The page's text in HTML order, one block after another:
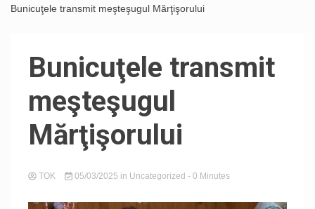
Bunicuţele transmit meşteşugul Mărţişorului
Bunicuţele transmit
meşteşugul
Mărţişorului
TOK 05/03/2025 in Uncategorized - 0 Minutes